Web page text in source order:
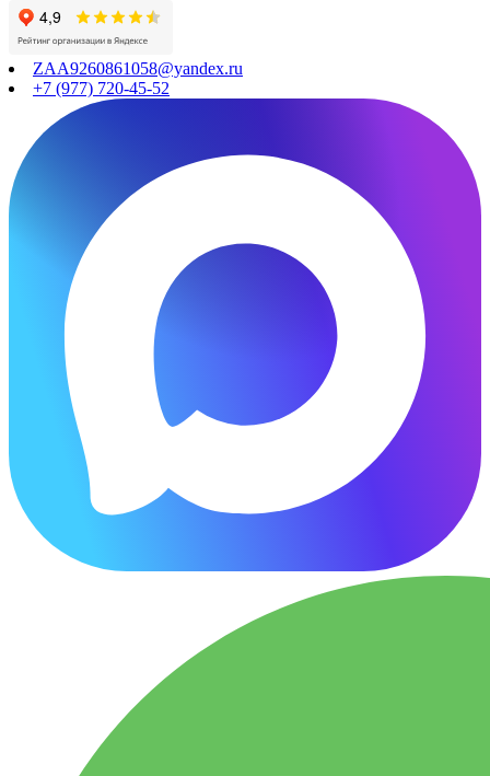
ZAA9260861058@yandex.ru
+7 (977) 720-45-52